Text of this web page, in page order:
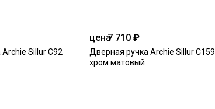
Sillur С92
цена7 710 ₽
Дверная ручка Archie Sillur С159
хром матовый